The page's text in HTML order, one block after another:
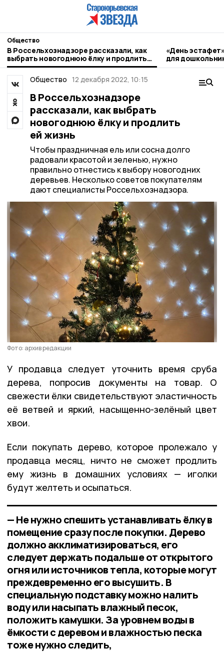
Общество
В Россельхознадзоре рассказали, как
выбрать новогоднюю ёлку и продлить
ей жизнь
«День
для
Общество 12 декабря 2022, 10:15
В Россельхознадзоре
рассказали, как выбрать
новогоднюю ёлку и продлить
ей жизнь
Чтобы праздничная ель или сосна долго
радовали красотой и зеленью, нужно
правильно отнестись к выбору новогодних
деревьев. Несколько советов покупателям
дают специалисты Россельхознадзора.
Фото: архив редакции
У продавца следует уточнить время сруба
дерева, попросив документы на товар. О
свежести ёлки свидетельствуют эластичность
её ветвей и яркий, насыщенно-зелёный цвет
хвои.
Если покупать дерево, которое пролежало у
продавца месяц, ничто не сможет продлить
ему жизнь в домашних условиях — иголки
будут желтеть и осыпаться.
— Не нужно спешить устанавливать ёлку в
помещение сразу после покупки. Дерево
должно акклиматизироваться, его
следует держать подальше от открытого
огня или источников тепла, которые могут
преждевременно его высушить. В
специальную подставку можно налить
воду или насыпать влажный песок,
положить камушки. За уровнем воды в
ёмкости с деревом и влажностью песка
тоже нужно следить,